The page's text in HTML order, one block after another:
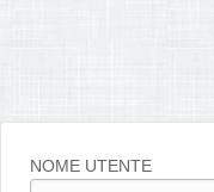
NOME UTENTE